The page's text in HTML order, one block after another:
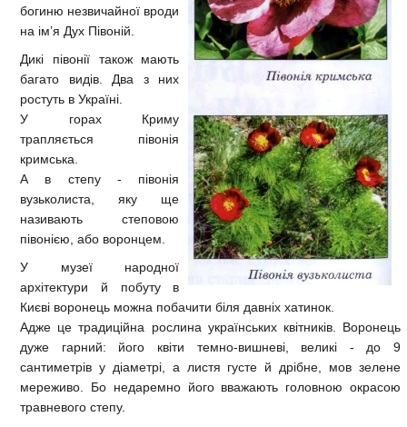
богиню незвичайної вроди
на ім’я Дух Півоній.
Дикі півонії також мають
багато видів. Два з них
ростуть в Україні.
У горах Криму
трапляється півонія
кримська.
А в степу - півонія
вузьколиста, яку ще
називають степовою
півонією, або воронцем.
У музеї народної
архітектури й побуту в
Києві воронець можна побачити біля давніх хатинок.
Адже це традиційна рослина українських квітників. Воронець
дуже гарний: його квіти темно-вишневі, великі - до 9
сантиметрів у діаметрі, а листя густе й дрібне, мов зелене
мереживо. Бо недаремно його вважають головною окрасою
травневого степу.